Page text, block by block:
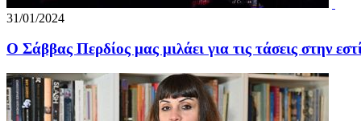
31/01/2024
Ο Σάββας Περδίος μας μιλάει για τις τάσεις στην